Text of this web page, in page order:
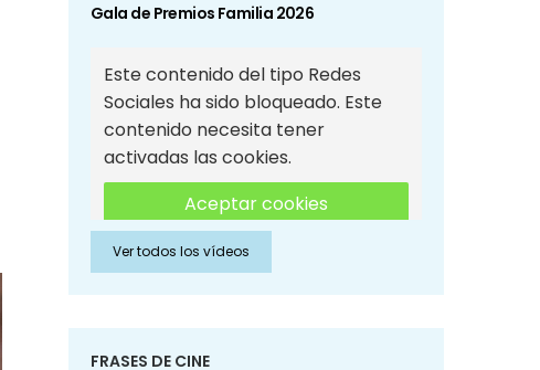
Gala de Premios Familia 2026
Este contenido del tipo Redes
Sociales ha sido bloqueado. Este
contenido necesita tener
activadas las cookies.
Aceptar cookies
Aceptar cookies de Redes
Sociales
Ver todos los vídeos
FRASES DE CINE